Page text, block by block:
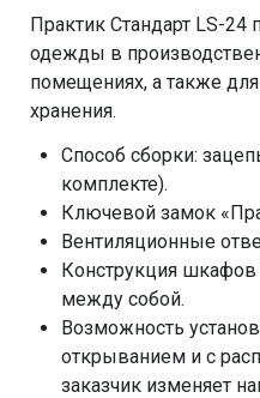
Практик Стандарт LS-24
одежды в
помещениях, а также
хранения.
Способ сборки:
комплекте).
Ключевой замок
Вентиляционные
Конструкция шкафов
между собой.
Возможность
открыванием и с
заказчик изменяет